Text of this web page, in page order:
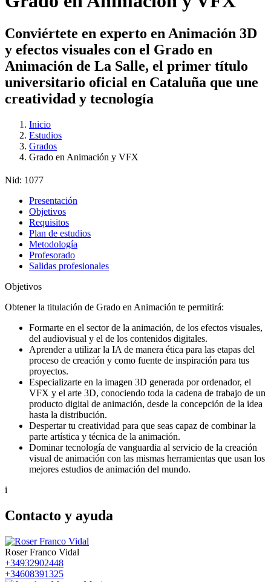
Conviértete en experto en Animación 3D
y efectos visuales con el Grado en
Animación de La Salle, el primer título
universitario oficial en Cataluña que une
creatividad y tecnología
Inicio
Estudios
Grados
Grado en Animación y VFX
Nid: 1077
Presentación
Objetivos
Requisitos
Plan de estudios
Metodología
Profesorado
Salidas profesionales
Objetivos
Obtener la titulación de Grado en Animación te permitirá:
Formarte en el sector de la animación, de los efectos visuales,
del audiovisual y el de los contenidos digitales.
Aprender a utilizar la IA de manera ética para las etapas del
proceso de creación y como fuente de inspiración para tus
proyectos.
Especializarte en la imagen 3D generada por ordenador, el
VFX y el arte 3D, conociendo toda la cadena de trabajo de un
producto digital de animación, desde la concepción de la idea
hasta la distribución.
Despertar tu creatividad para que seas capaz de combinar la
parte artística y técnica de la animación.
Dominar tecnología de vanguardia al servicio de la creación
visual de animación con las mismas herramientas que usan los
mejores estudios de animación del mundo.
i
Contacto y ayuda
Roser Franco Vidal
+34932902448
+34608391325